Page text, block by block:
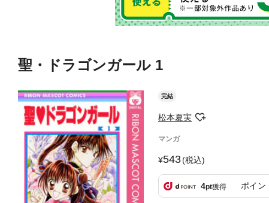
聖・ドラゴンガール 1
完結
松本夏実
マンガ
543(税込)
4pt獲得 ポイン